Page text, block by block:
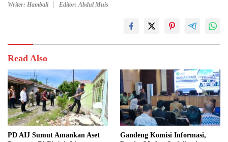
Writer: Hambali Editor: Abdul Muis
Read Also
PD AIJ Sumut Amankan Aset
Gandeng Komisi Informasi,